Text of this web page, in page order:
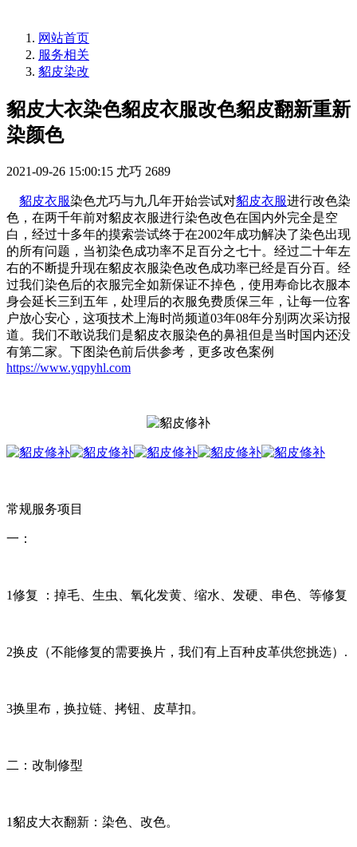
网站首页
服务相关
貂皮染改
貂皮大衣染色貂皮衣服改色貂皮翻新重新
染颜色
2021-09-26 15:00:15 尤巧 2689
貂皮衣服染色尤巧与九几年开始尝试对貂皮衣服进行改色染
色，在两千年前对貂皮衣服进行染色改色在国内外完全是空
白，经过十多年的摸索尝试终于在2002年成功解决了染色出现
的所有问题，当初染色成功率不足百分之七十。经过二十年左
右的不断提升现在貂皮衣服染色改色成功率已经是百分百。经
过我们染色后的衣服完全如新保证不掉色，使用寿命比衣服本
身会延长三到五年，处理后的衣服免费质保三年，让每一位客
户放心安心，这项技术上海时尚频道03年08年分别两次采访报
道。我们不敢说我们是貂皮衣服染色的鼻祖但是当时国内还没
有第二家。下图染色前后供参考，更多改色案例
https://www.yqpyhl.com
常规服务项目
一：
1修复 ：掉毛、生虫、氧化发黄、缩水、发硬、串色、等修复
2换皮（不能修复的需要换片，我们有上百种皮革供您挑选）.
3换里布，换拉链、拷钮、皮草扣。
二：改制修型
1貂皮大衣翻新：染色、改色。